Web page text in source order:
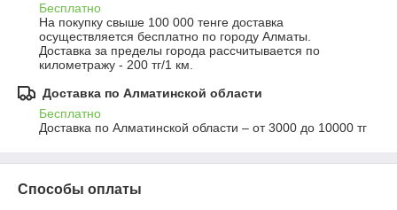
Бесплатно
На покупку свыше 100 000 тенге доставка
осуществляется бесплатно по городу Алматы.
Доставка за пределы города рассчитывается по
километражу - 200 тг/1 км.
Доставка по Алматинской области
Бесплатно
Доставка по Алматинской области – от 3000 до 10000 тг
Способы оплаты